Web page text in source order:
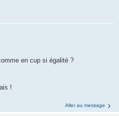
en cup si égalité ?
!
Aller au message